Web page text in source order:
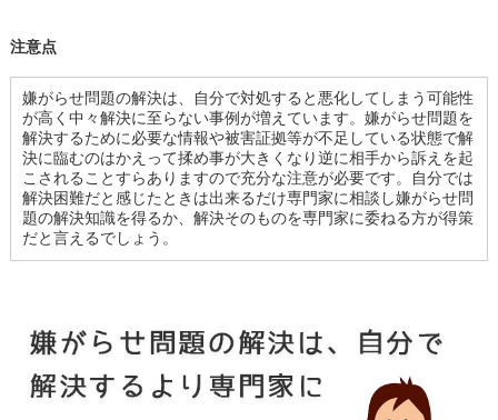
注意点
嫌がらせ問題の解決は、自分で対処すると悪化してしまう可能性
が高く中々解決に至らない事例が増えています。嫌がらせ問題を
解決するために必要な情報や被害証拠等が不足している状態で解
決に臨むのはかえって揉め事が大きくなり逆に相手から訴えを起
こされることすらありますので充分な注意が必要です。自分では
解決困難だと感じたときは出来るだけ専門家に相談し嫌がらせ問
題の解決知識を得るか、解決そのものを専門家に委ねる方が得策
だと言えるでしょう。